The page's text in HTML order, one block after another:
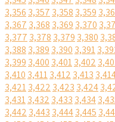
3,356 3,357 3,358 3,359
3,367 3,368 3,369 3,370
3,377 3,378 3,379 3,380
3,388 3,389 3,390 3,391
3,399 3,400 3,4013,402
3,410 3,4113,412 3,413
3,4213,422 3,423 3,424
3,4313,432 3,433 3,434
3,442 3,443 3,4443,445